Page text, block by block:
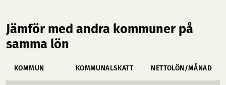
Jämför med andra kommuner på
samma lön
KOMMUN KOMMUNALSKATT NETTOLÖN/MÅNAD